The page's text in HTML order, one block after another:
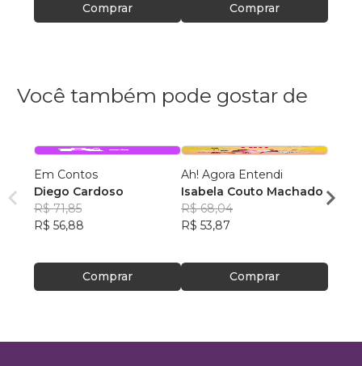
Comprar Comprar
Você também pode gostar de
Em Contos
Diego Cardoso
R$ 71,85
R$ 56,88
Comprar
Ah! Agora Entendi
Isabela Couto Machado
R$ 68,04
R$ 53,87
Comprar
R$